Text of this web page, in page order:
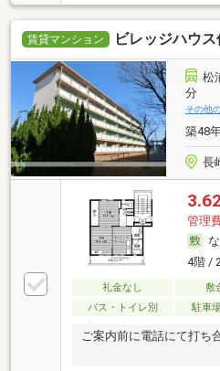
賃貸マンション ビレッジハウ
松
分
その他
築48
長
3.62
管理
4階 /
礼金なし 敷
バス・トイレ別
駐車
ご案内前に電話にて打ち